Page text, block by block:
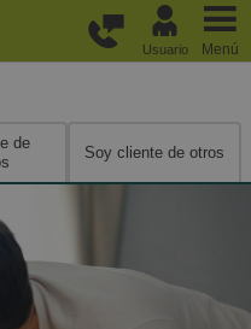
Usuario Menú
de
Soy cliente de otros